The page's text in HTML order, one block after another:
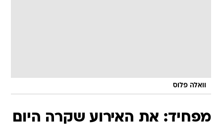
וואלה פלוס
מפחיד: את האירוע שקרה היום